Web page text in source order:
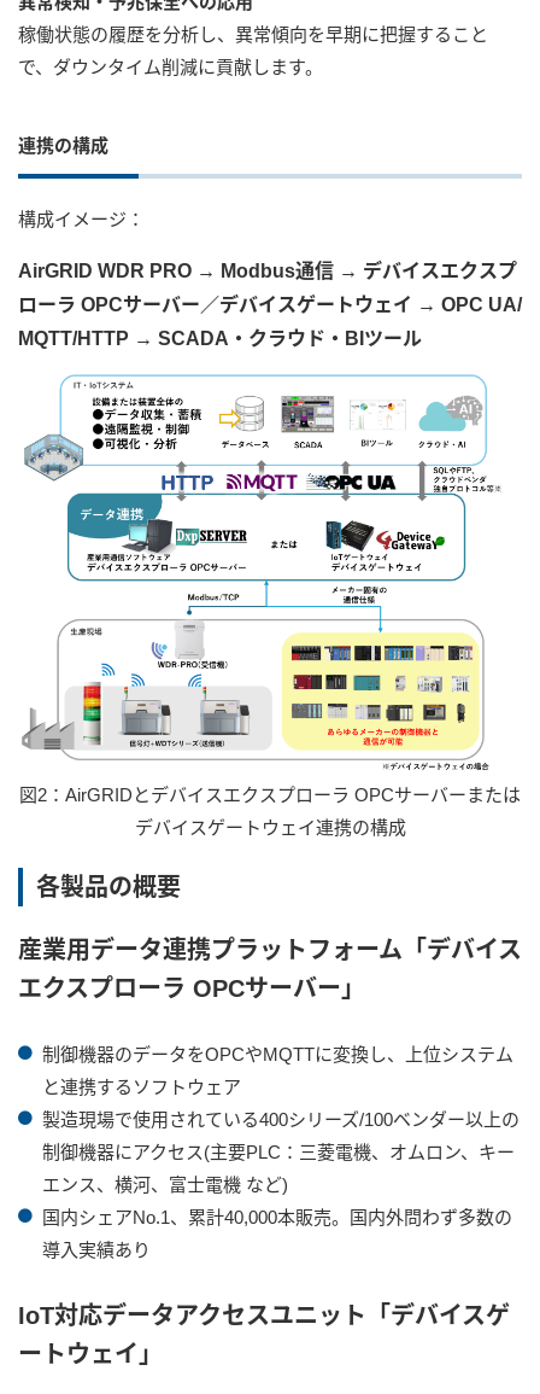
稼働状態の履歴を分析し、異常傾向を早期に把握すること
で、ダウンタイム削減に貢献します。
連携の構成
構成イメージ：
AirGRID WDR PRO → Modbus通信 → デバイスエクスプ
ローラ OPCサーバー／デバイスゲートウェイ → OPC UA/
MQTT/HTTP → SCADA・クラウド・BIツール
図2：AirGRIDとデバイスエクスプローラ OPCサーバーまたは
デバイスゲートウェイ連携の構成
各製品の概要
産業用データ連携プラットフォーム「デバイス
エクスプローラ OPCサーバー」
制御機器のデータをOPCやMQTTに変換し、上位システム
と連携するソフトウェア
製造現場で使用されている400シリーズ/100ベンダー以上の
制御機器にアクセス(主要PLC：三菱電機、オムロン、キー
エンス、横河、富士電機 など)
国内シェアNo.1、累計40,000本販売。国内外問わず多数の
導入実績あり
IoT対応データアクセスユニット「デバイスゲ
ートウェイ」